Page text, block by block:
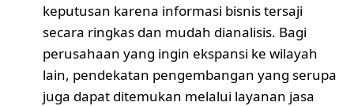
keputusan karena informasi bisnis tersaji
secara ringkas dan mudah dianalisis. Bagi
perusahaan yang ingin ekspansi ke wilayah
lain, pendekatan pengembangan yang serupa
juga dapat ditemukan melalui layanan jasa